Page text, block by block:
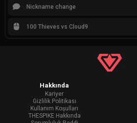
Nickname change
100 Thieves vs Cloud9
Hakkında
Kariyer
Gizlilik Politikası
Kullanım Koşulları
THESPIKE Hakkında